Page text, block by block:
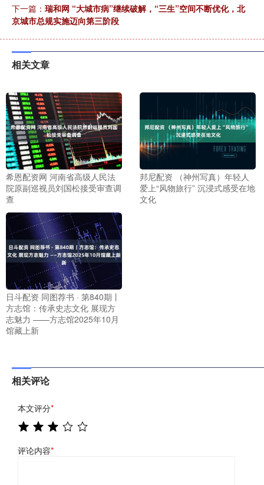
下一篇： 瑞和网 “大城市病”继续破解，“三生”空间不断优化，北
京城市总规实施迈向第三阶段
相关文章
希恩配资网 河南省高级人民法
院原副巡视员刘国松接受审查调
查
邦尼配资 （神州写真）年轻人
爱上“风物旅行” 沉浸式感受在地
文化
日斗配资 同图荐书 · 第840期丨
方志馆：传承史志文化 展现方
志魅力 ——方志馆2025年10月
馆藏上新
相关评论
本文评分*
评论内容*